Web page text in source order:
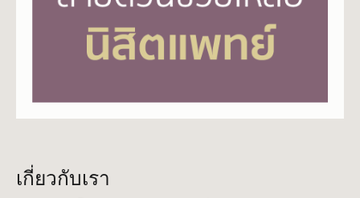
เกี่ยวกับเรา